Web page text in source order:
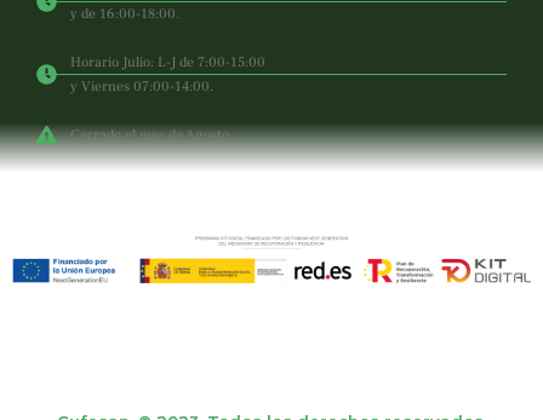
y de 16:00-18:00.
Horario Julio: L-J de 7:00-15:00
y Viernes 07:00-14:00.
Cerrado el mes de Agosto.